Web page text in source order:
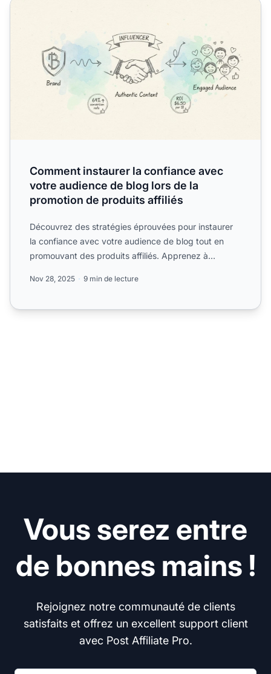
Comment instaurer la confiance avec votre audience de
Comment instaurer la confiance avec
votre audience de blog lors de la
promotion de produits affiliés
Découvrez des stratégies éprouvées pour instaurer
la confiance avec votre audience de blog tout en
promouvant des produits affiliés. Apprenez à
Nov 28, 2025 9 min de lecture
Vous serez entre
de bonnes mains !
Rejoignez notre communauté de clients
satisfaits et offrez un excellent support client
avec Post Affiliate Pro.